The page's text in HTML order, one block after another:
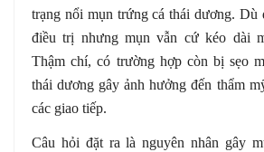
trạng nổi mụn trứng cá thái dương. Dù
điều trị nhưng mụn vẫn cứ kéo dài
Thậm chí, có trường hợp còn bị sẹo
thái dương gây ảnh hưởng đến thẩm
các giao tiếp.
Câu hỏi đặt ra là nguyên nhân gây